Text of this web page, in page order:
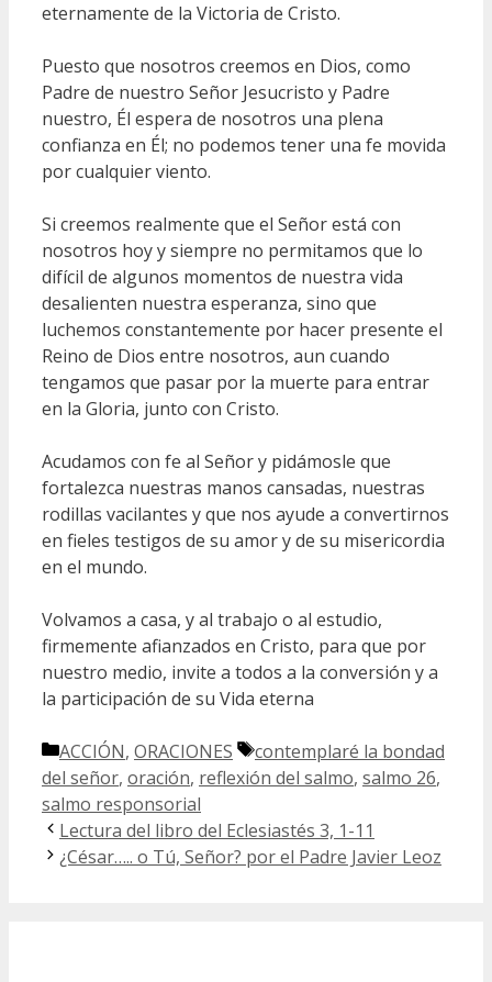
eternamente de la Victoria de Cristo.
Puesto que nosotros creemos en Dios, como
Padre de nuestro Señor Jesucristo y Padre
nuestro, Él espera de nosotros una plena
confianza en Él; no podemos tener una fe movida
por cualquier viento.
Si creemos realmente que el Señor está con
nosotros hoy y siempre no permitamos que lo
difícil de algunos momentos de nuestra vida
desalienten nuestra esperanza, sino que
luchemos constantemente por hacer presente el
Reino de Dios entre nosotros, aun cuando
tengamos que pasar por la muerte para entrar
en la Gloria, junto con Cristo.
Acudamos con fe al Señor y pidámosle que
fortalezca nuestras manos cansadas, nuestras
rodillas vacilantes y que nos ayude a convertirnos
en fieles testigos de su amor y de su misericordia
en el mundo.
Volvamos a casa, y al trabajo o al estudio,
firmemente afianzados en Cristo, para que por
nuestro medio, invite a todos a la conversión y a
la participación de su Vida eterna
Categorías
ACCIÓN, ORACIONES Etiquetas
contemplaré la bondad
del señor, oración, reflexión del salmo, salmo 26,
salmo responsorial
Lectura del libro del Eclesiastés 3, 1-11
¿César….. o Tú, Señor? por el Padre Javier Leoz